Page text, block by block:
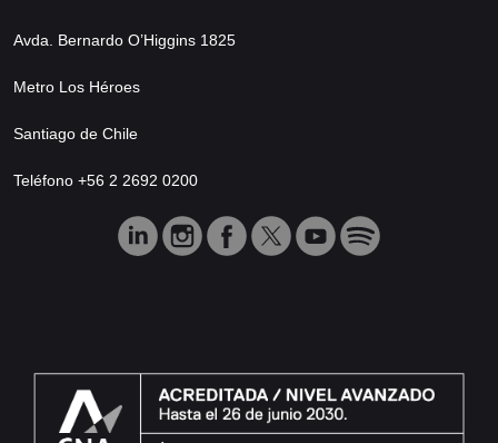
Avda. Bernardo O’Higgins 1825
Metro Los Héroes
Santiago de Chile
Teléfono +56 2 2692 0200